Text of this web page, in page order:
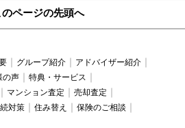
のページの先頭へ
グループ紹介
アドバイザー紹介
の声
特典・サービス
マンション査定
売却査定
対策 住み替え
保険のご相談